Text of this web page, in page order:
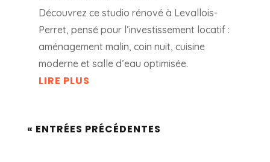
Découvrez ce studio rénové à Levallois-
Perret, pensé pour l’investissement locatif :
aménagement malin, coin nuit, cuisine
moderne et salle d’eau optimisée.
LIRE PLUS
« ENTRÉES PRÉCÉDENTES